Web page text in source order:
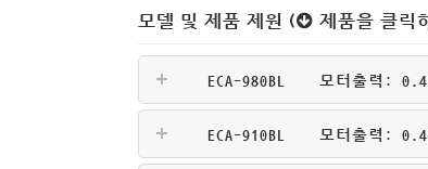
모델 및 제품 제원 ( 제품을 클릭
ECA-980BL 모터출력:
ECA-910BL 모터출력: